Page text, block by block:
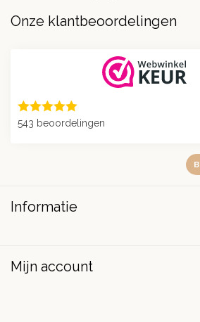
Onze klantbeoordelingen
543 beoordelingen
Informatie
Mijn account